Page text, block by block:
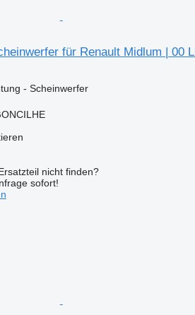
für Renault Midlum | 00
- Scheinwerfer
nicht finden?
sofort!